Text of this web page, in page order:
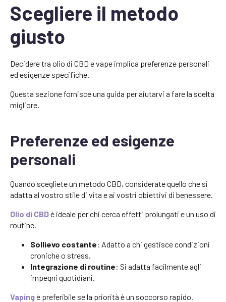
Scegliere il metodo
giusto
Decidere tra olio di CBD e vape implica preferenze personali
ed esigenze specifiche.
Questa sezione fornisce una guida per aiutarvi a fare la scelta
migliore.
Preferenze ed esigenze
personali
Quando scegliete un metodo CBD, considerate quello che si
adatta al vostro stile di vita e ai vostri obiettivi di benessere.
Olio di CBDè ideale per chi cerca effetti prolungati e un uso di
routine.
Sollievo costante: Adatto a chi gestisce condizioni
croniche o stress.
Integrazione di routine: Si adatta facilmente agli
impegni quotidiani.
Vapingè preferibile se la priorità è un soccorso rapido.